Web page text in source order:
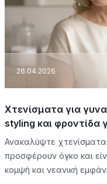
26.04.2026
Χτενίσματα για
styling και φροντίδα
Ανακαλύψτε
προσφέρουν όγκο και
κομψή και νεανική